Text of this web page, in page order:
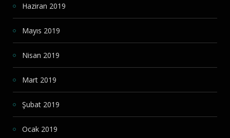
Haziran 2019
Mayıs 2019
Nisan 2019
Mart 2019
Şubat 2019
Ocak 2019